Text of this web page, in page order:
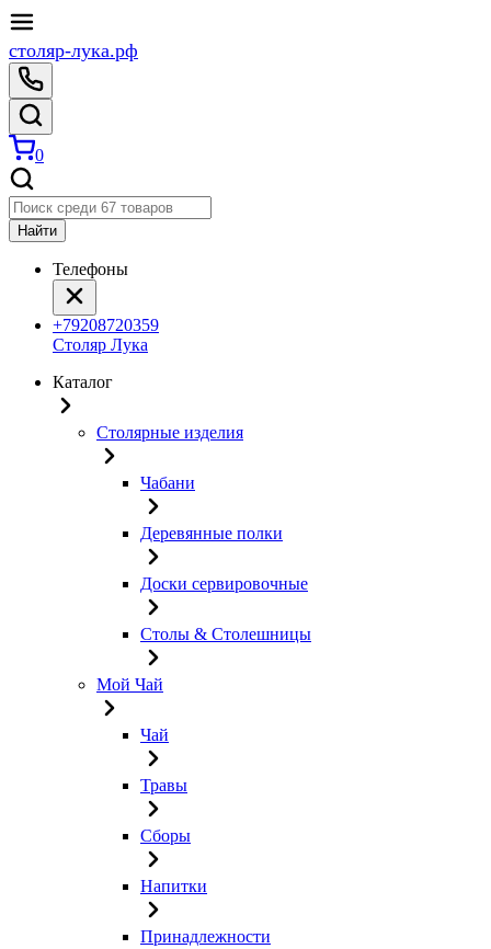
столяр-лука.рф
0
Найти
Телефоны
+79208720359
Столяр Лука
Каталог
Столярные изделия
Чабани
Деревянные полки
Доски сервировочные
Столы & Столешницы
Мой Чай
Чай
Травы
Сборы
Напитки
Принадлежности